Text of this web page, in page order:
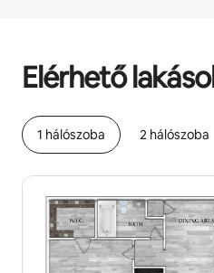
Elérhető
1 hálószoba 2 hálószoba